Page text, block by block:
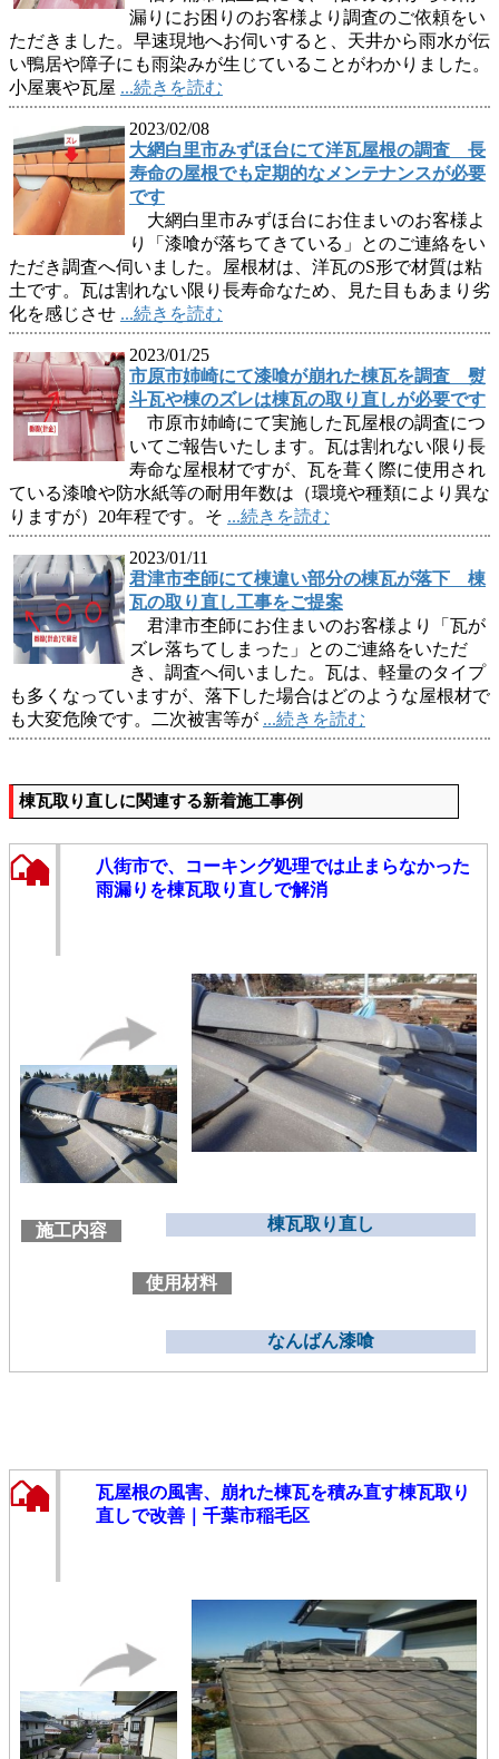
漏りにお困りのお客様より調査のご依頼をい
ただきました。早速現地へお伺いすると、天井から雨水が伝
い鴨居や障子にも雨染みが生じていることがわかりました。
小屋裏や瓦屋 ...続きを読む
2023/02/08
大網白里市みずほ台にて洋瓦屋根の調査 長
寿命の屋根でも定期的なメンテナンスが必要
です
大網白里市みずほ台にお住まいのお客様よ
り「漆喰が落ちてきている」とのご連絡をい
ただき調査へ伺いました。屋根材は、洋瓦のS形で材質は粘
土です。瓦は割れない限り長寿命なため、見た目もあまり劣
化を感じさせ ...続きを読む
2023/01/25
市原市姉崎にて漆喰が崩れた棟瓦を調査 熨
斗瓦や棟のズレは棟瓦の取り直しが必要です
市原市姉崎にて実施した瓦屋根の調査につ
いてご報告いたします。瓦は割れない限り長
寿命な屋根材ですが、瓦を葺く際に使用され
ている漆喰や防水紙等の耐用年数は（環境や種類により異な
りますが）20年程です。そ ...続きを読む
2023/01/11
君津市杢師にて棟違い部分の棟瓦が落下 棟
瓦の取り直し工事をご提案
君津市杢師にお住まいのお客様より「瓦が
ズレ落ちてしまった」とのご連絡をいただ
き、調査へ伺いました。瓦は、軽量のタイプ
も多くなっていますが、落下した場合はどのような屋根材で
も大変危険です。二次被害等が ...続きを読む
棟瓦取り直しに関連する新着施工事例
八街市で、コーキング処理では止まらなかった
雨漏りを棟瓦取り直しで解消
施工内容 棟瓦取り直し
使用材料
なんばん漆喰
瓦屋根の風害、崩れた棟瓦を積み直す棟瓦取り
直しで改善｜千葉市稲毛区